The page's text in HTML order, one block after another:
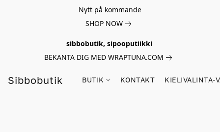
Nytt på kommande
SHOP NOW
sibbobutik, sipooputiikki
BEKANTA DIG MED WRAPTUNA.COM
Sibbobutik BUTIK KONTAKT KIELIVALINTA-